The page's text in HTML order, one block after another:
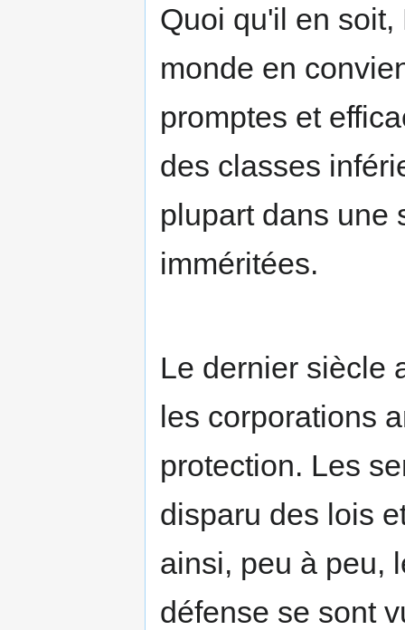
Quoi qu'il en
monde en
promptes et
des classes
plupart dans une
imméritées.
Le dernier siècle
les corporations
protection. Les
disparu des lois
ainsi, peu à peu,
défense se sont